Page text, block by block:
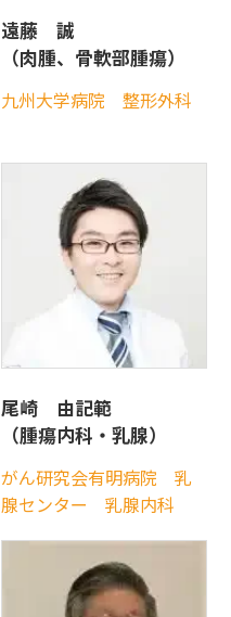
遠藤 誠
（肉腫、骨軟部腫瘍）
九州大学病院 整形外科
尾崎 由記範
（腫瘍内科・乳腺）
がん研究会有明病院 乳
腺センター 乳腺内科